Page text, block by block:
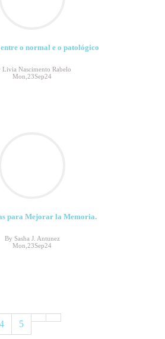
o normal e o patológico
Livia Nascimento Rabelo
Mon,23Sep24
para Mejorar la Memoria.
By Sasha J. Antunez
Mon,23Sep24
4 5